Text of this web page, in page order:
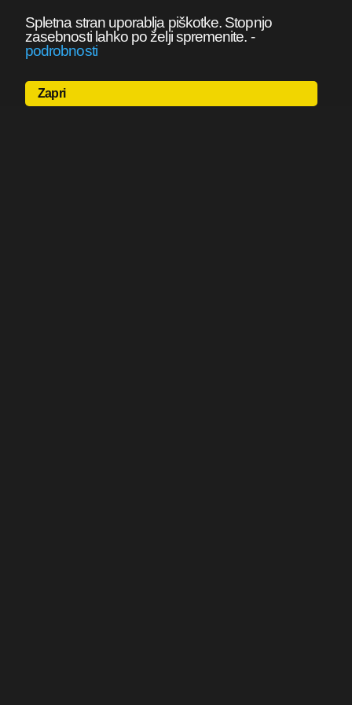
Spletna stran uporablja piškotke. Stopnjo
zasebnosti lahko po želji spremenite. -
podrobnosti
Zapri